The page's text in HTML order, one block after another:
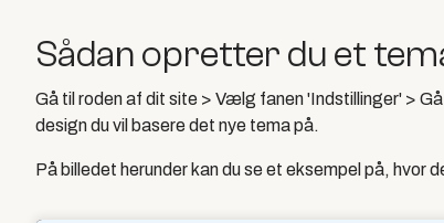
Sådan opretter du et
Gå til roden af dit site > Vælg fanen 'Indstillinger' > Gå
design du vil basere det nye tema på.
På billedet herunder kan du se et eksempel på, hvor